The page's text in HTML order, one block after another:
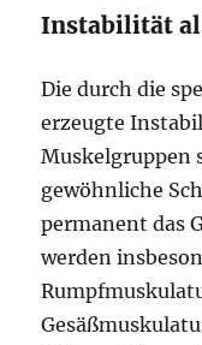
Instabilität
Die durch die
erzeugte
Muskelgruppen
gewöhnliche
permanent das
werden